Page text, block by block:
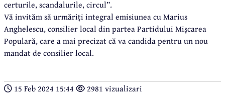
certurile, scandalurile, circul”.
Vă invităm să urmăriți integral emisiunea cu Marius
Anghelescu, consilier local din partea Partidului Mișcarea
Populară, care a mai precizat că va candida pentru un nou
mandat de consilier local.
15 Feb 2024 15:44 2981 vizualizari